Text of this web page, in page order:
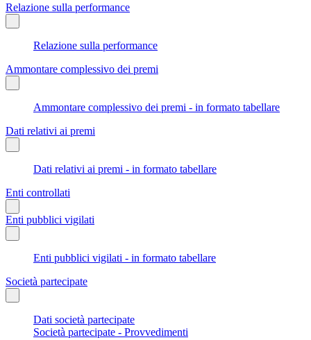
Relazione sulla performance
Relazione sulla performance
Ammontare complessivo dei premi
Ammontare complessivo dei premi - in formato tabellare
Dati relativi ai premi
Dati relativi ai premi - in formato tabellare
Enti controllati
Enti pubblici vigilati
Enti pubblici vigilati - in formato tabellare
Società partecipate
Dati società partecipate
Società partecipate - Provvedimenti